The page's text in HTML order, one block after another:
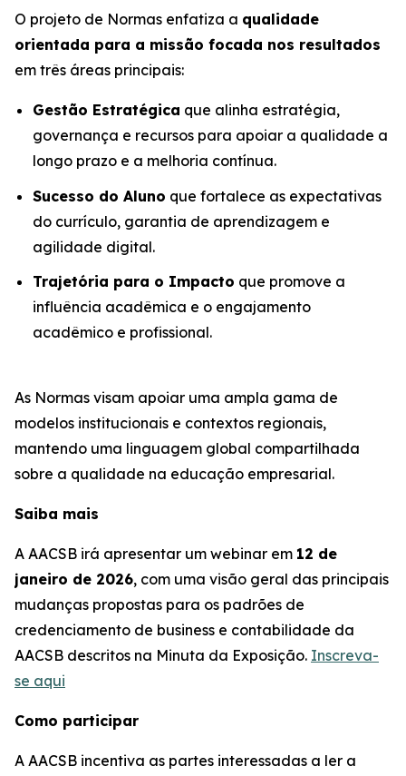
O projeto de Normas enfatiza a qualidade
orientada para a missão focada nos resultados
em três áreas principais:
Gestão Estratégica que alinha estratégia,
governança e recursos para apoiar a qualidade a
longo prazo e a melhoria contínua.
Sucesso do Aluno que fortalece as expectativas
do currículo, garantia de aprendizagem e
agilidade digital.
Trajetória para o Impacto que promove a
influência acadêmica e o engajamento
acadêmico e profissional.
As Normas visam apoiar uma ampla gama de
modelos institucionais e contextos regionais,
mantendo uma linguagem global compartilhada
sobre a qualidade na educação empresarial.
Saiba mais
A AACSB irá apresentar um webinar em 12 de
janeiro de 2026, com uma visão geral das principais
mudanças propostas para os padrões de
credenciamento de business e contabilidade da
AACSB descritos na Minuta da Exposição. Inscreva-
se aqui
Como participar
A AACSB incentiva as partes interessadas a ler a